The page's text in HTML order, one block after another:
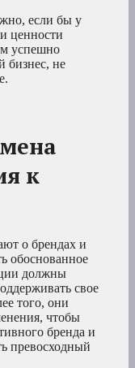
если бы у
ценности
успешно
бизнес, не
к
о брендах и
обоснованное
должны
свое
того, они
чтобы
бренда и
превосходный